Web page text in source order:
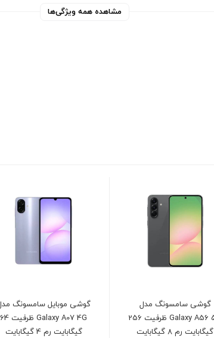
مشاهده همه ویژگی‌ها
گوشی سامسونگ مدل
Galaxy A56 5G ظرفیت 256
گیگابایت رم 8 گیگابایت
گوشی موبايل سامسونگ
Galaxy A07 4G ظرفیت 64
گیگابایت رم 4 گیگابایت